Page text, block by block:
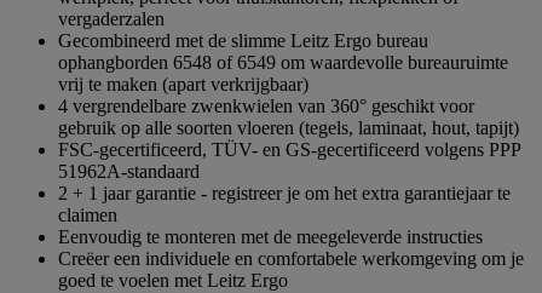
vergaderzalen
Gecombineerd met de slimme Leitz Ergo bureau
ophangborden 6548 of 6549 om waardevolle bureauruimte
vrij te maken (apart verkrijgbaar)
4 vergrendelbare zwenkwielen van 360° geschikt voor
gebruik op alle soorten vloeren (tegels, laminaat, hout, tapijt)
FSC-gecertificeerd, TÜV- en GS-gecertificeerd volgens PPP
51962A-standaard
2 + 1 jaar garantie - registreer je om het extra garantiejaar te
claimen
Eenvoudig te monteren met de meegeleverde instructies
Creëer een individuele en comfortabele werkomgeving om je
goed te voelen met Leitz Ergo